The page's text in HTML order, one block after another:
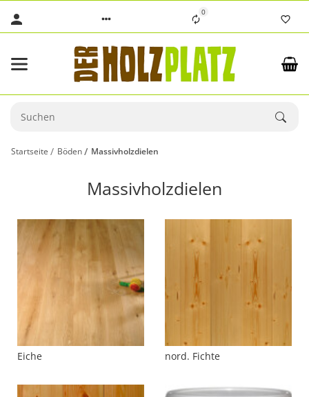
0
Startseite Böden Massivholzdielen
Massivholzdielen
Eiche nord. Fichte